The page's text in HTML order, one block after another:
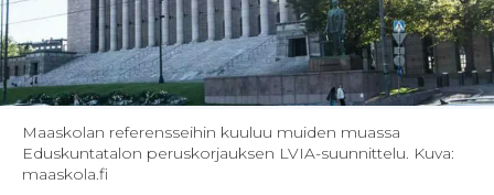
Maaskolan referensseihin kuuluu muiden muassa
Eduskuntatalon peruskorjauksen LVIA-suunnittelu. Kuva:
maaskola.fi